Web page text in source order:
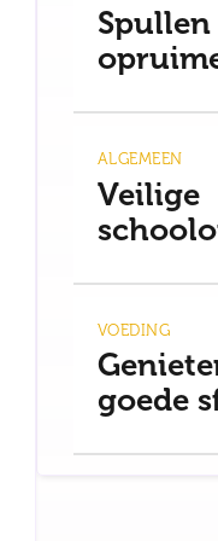
ALGEMEEN
Veilige
VOEDING
goede